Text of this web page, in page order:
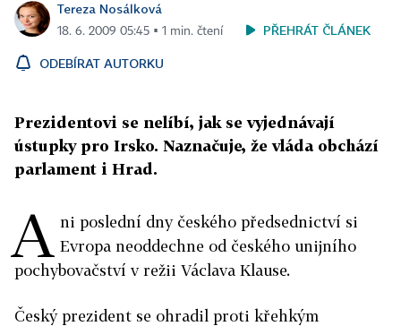
Tereza Nosálková
18. 6. 2009 05:45 ▪ 1 min. čtení PŘEHRÁT ČLÁNEK
ODEBÍRAT AUTORKU
Prezidentovi se nelíbí, jak se vyjednávají
ústupky pro Irsko. Naznačuje, že vláda obchází
parlament i Hrad.
A ni poslední dny českého předsednictví si
Evropa neoddechne od českého unijního
pochybovačství v režii Václava Klause.
Český prezident se ohradil proti křehkým